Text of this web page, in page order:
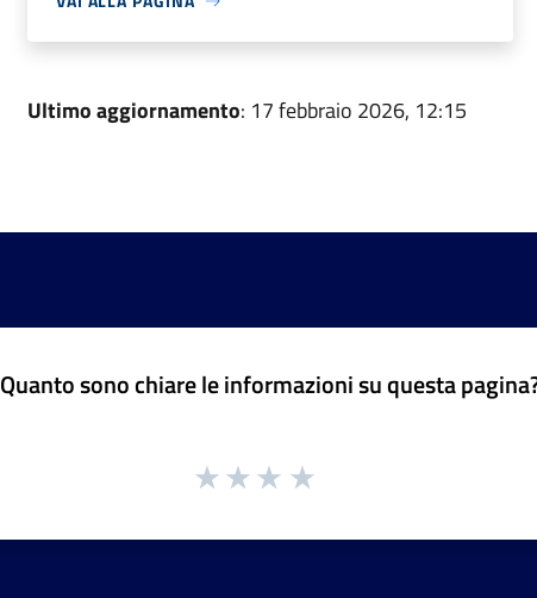
Ultimo aggiornamento: 17 febbraio 2026, 12:15
Quanto sono chiare le informazioni su questa